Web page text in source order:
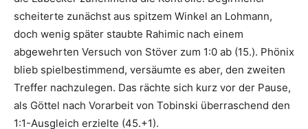
scheiterte zunächst aus spitzem Winkel an Lohmann,
doch wenig später staubte Rahimic nach einem
abgewehrten Versuch von Stöver zum 1:0 ab (15.). Phönix
blieb spielbestimmend, versäumte es aber, den zweiten
Treffer nachzulegen. Das rächte sich kurz vor der Pause,
als Göttel nach Vorarbeit von Tobinski überraschend den
1:1-Ausgleich erzielte (45.+1).